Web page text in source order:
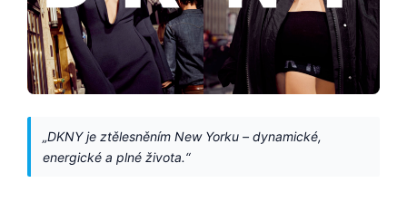
„DKNY je ztělesněním New Yorku – dynamické,
energické a plné života.“
u
č
u
m